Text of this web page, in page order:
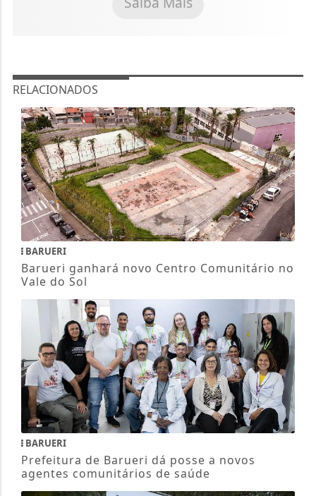
RELACIONADOS
BARUERI
Barueri ganhará novo Centro Comunitário no
Vale do Sol
BARUERI
Prefeitura de Barueri dá posse a novos
agentes comunitários de saúde